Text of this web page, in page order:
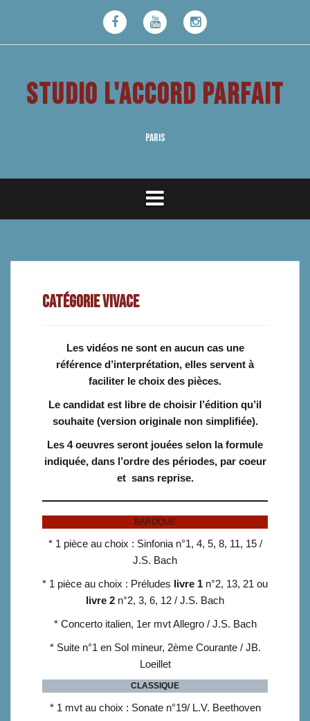
STUDIO L'ACCORD PARFAIT
PARIS
CATÉGORIE VIVACE
Les vidéos ne sont en aucun cas une
référence d’interprétation, elles servent à
faciliter le choix des pièces.
Le candidat est libre de choisir l’édition qu’il
souhaite (version originale non simplifiée).
Les 4 oeuvres seront jouées selon la formule
indiquée, dans l’ordre des périodes, par coeur
et sans reprise.
BAROQUE
* 1 pièce au choix : Sinfonia n°1, 4, 5, 8, 11, 15 /
J.S. Bach
* 1 pièce au choix : Préludes livre 1 n°2, 13, 21 ou
livre 2 n°2, 3, 6, 12 / J.S. Bach
* Concerto italien, 1er mvt Allegro / J.S. Bach
* Suite n°1 en Sol mineur, 2ème Courante / JB.
Loeillet
CLASSIQUE
* 1 mvt au choix : Sonate n°19/ L.V. Beethoven